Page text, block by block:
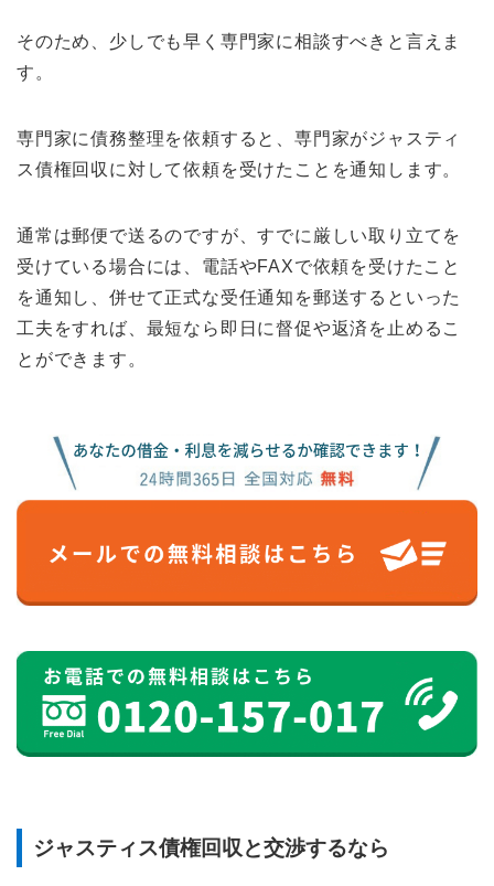
そのため、少しでも早く専門家に相談すべきと言えま
す。
専門家に債務整理を依頼すると、専門家がジャスティ
ス債権回収に対して依頼を受けたことを通知します。
通常は郵便で送るのですが、すでに厳しい取り立てを
受けている場合には、電話やFAXで依頼を受けたこと
を通知し、併せて正式な受任通知を郵送するといった
工夫をすれば、最短なら即日に督促や返済を止めるこ
とができます。
ジャスティス債権回収と交渉するなら